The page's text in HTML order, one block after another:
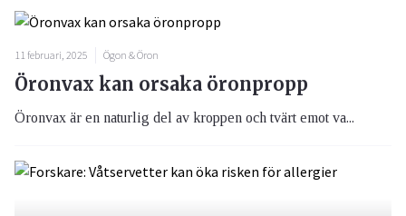
11 februari, 2025 Ögon & Öron
Öronvax kan orsaka öronpropp
Öronvax är en naturlig del av kroppen och tvärt emot va...